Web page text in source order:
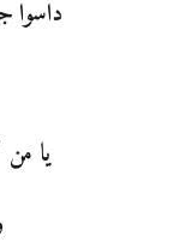
داسوا
يا